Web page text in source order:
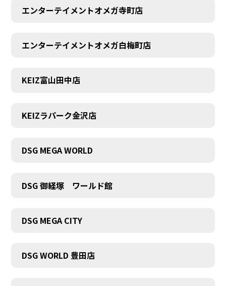
エンターテイメントオメガ寺町店
エンターテイメントオメガ白梅町店
KEIZ富山田中店
KEIZラパーク金沢店
DSG MEGA WORLD
DSG 御経塚 ワールド館
DSG MEGA CITY
DSG WORLD 豊田店